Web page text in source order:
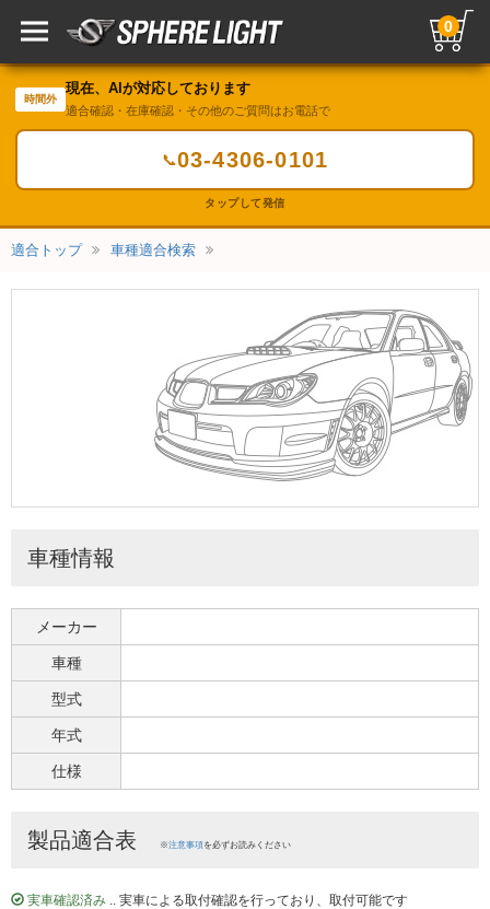
0
時間外
現在、AIが対応しております
適合確認・在庫確認・その他のご質問はお電話で
📞03-4306-0101
タップして発信
適合トップ 車種適合検索
車種情報
メーカー
車種
型式
年式
仕様
製品適合表 ※注意事項を必ずお読みください
実車確認済み .. 実車による取付確認を行っており、取付可能です